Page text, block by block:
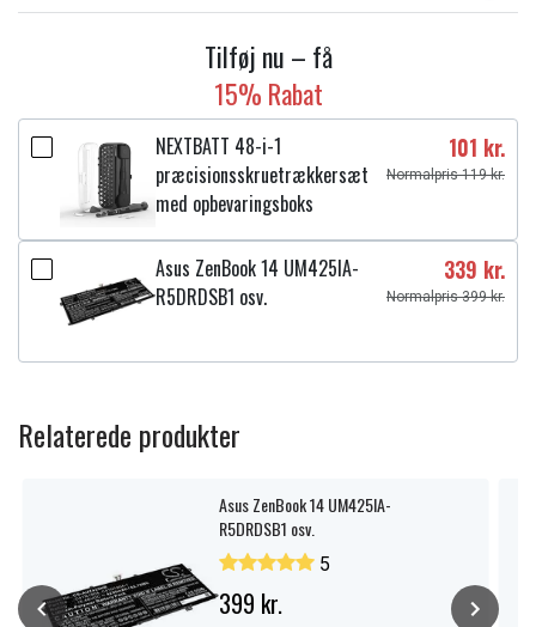
Tilføj nu – få
15% Rabat
NEXTBATT 48-i-1
præcisionsskruetrækkersæt
med opbevaringsboks
101 kr.
Normalpris 119 kr.
Asus ZenBook 14 UM425IA-
R5DRDSB1 osv.
339 kr.
Normalpris 399 kr.
Relaterede produkter
Asus ZenBook 14 UM425IA-
R5DRDSB1 osv.
5
399 kr.